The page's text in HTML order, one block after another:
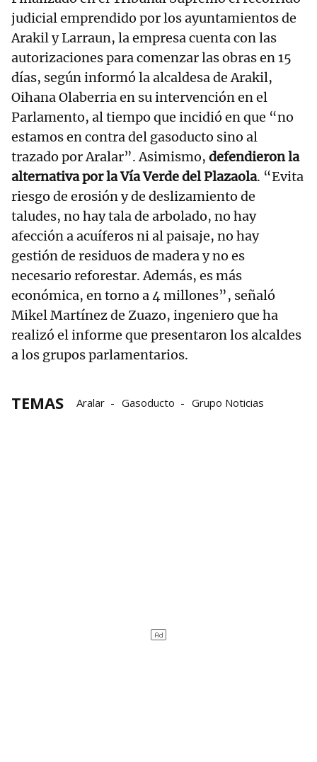
judicial emprendido por los ayuntamientos de
Arakil y Larraun, la empresa cuenta con las
autorizaciones para comenzar las obras en 15
días, según informó la alcaldesa de Arakil,
Oihana Olaberria en su intervención en el
Parlamento, al tiempo que incidió en que “no
estamos en contra del gasoducto sino al
trazado por Aralar”. Asimismo, defendieron la
alternativa por la Vía Verde del Plazaola. “Evita
riesgo de erosión y de deslizamiento de
taludes, no hay tala de arbolado, no hay
afección a acuíferos ni al paisaje, no hay
gestión de residuos de madera y no es
necesario reforestar. Además, es más
económica, en torno a 4 millones”, señaló
Mikel Martínez de Zuazo, ingeniero que ha
realizó el informe que presentaron los alcaldes
a los grupos parlamentarios.
TEMAS Aralar Gasoducto Grupo Noticias